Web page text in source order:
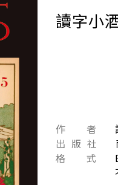
讀字小
作 者
出 版 社
格 式